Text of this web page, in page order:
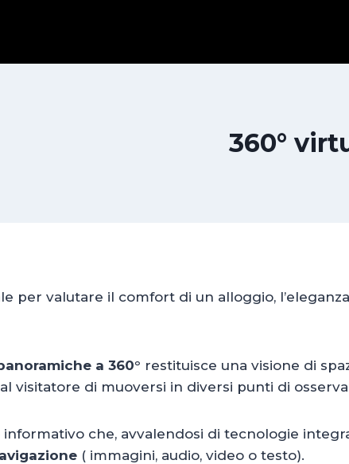
360°
per valutare il comfort di un alloggio,
a 360° restituisce una visione di
visitatore di muoversi in diversi punti di
che, avvalendosi di tecnologie
( immagini, audio, video o testo).